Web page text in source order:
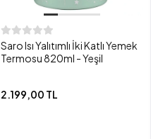
Saro Isı Yalıtımlı İki Katlı Yemek
Termosu 820ml - Yeşil
2.199,00 TL